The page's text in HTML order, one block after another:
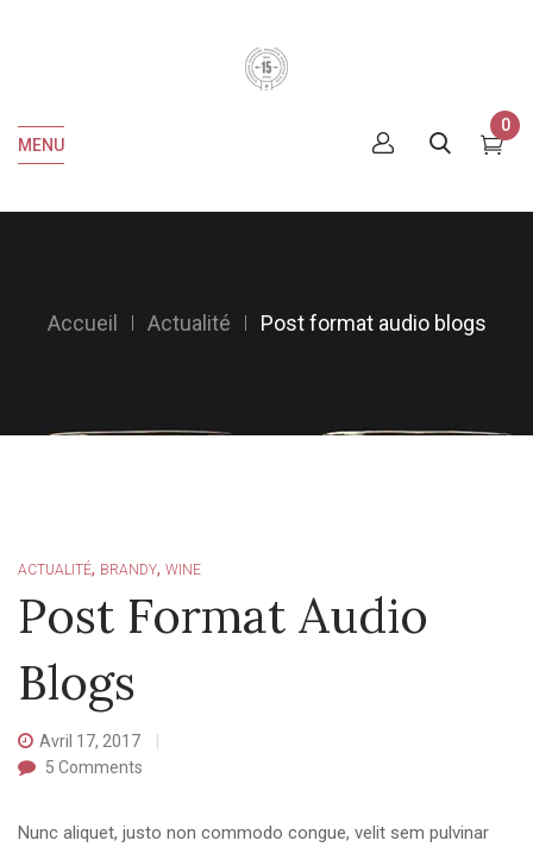
MENU
0
Accueil Actualité Post format audio blogs
ACTUALITÉ, BRANDY, WINE
Post Format Audio
Blogs
Avril 17, 2017
5 Comments
Nunc aliquet, justo non commodo congue, velit sem pulvinar